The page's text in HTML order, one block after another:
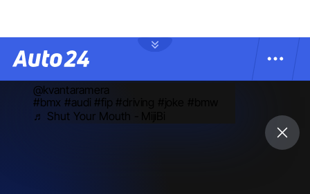
@kvantaramera
#bmx #audi #fip #driving
♬ Shut Your Mouth - MijiBi